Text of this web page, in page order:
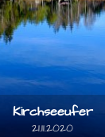
Kirchseeufer
21.11.2020